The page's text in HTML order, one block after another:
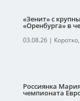
«Зенит» с
«Оренбурга» в
03.08.26| Коротко,
Россиянка
чемпионата